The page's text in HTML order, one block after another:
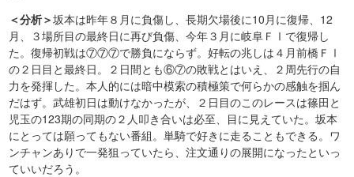
＜分析＞坂本は昨年８月に負傷し、長期欠場後に10月に復帰、12
月、３場所目の最終日に再び負傷、今年３月に岐阜ＦⅠで復帰し
た。復帰初戦は⑦⑦⑦で勝負にならず。好転の兆しは４月前橋ＦⅠ
の２日目と最終日。２日間とも⑥⑦の敗戦とはいえ、２周先行の自
力を発揮した。本人的には暗中模索の積極策で何らかの感触を掴ん
だはず。武雄初日は動けなかったが、２日目のこのレースは篠田と
児玉の123期の同期の２人叩き合いは必至、目に見えていた。坂本
にとっては願ってもない番組。単騎で好きに走ることもできる。ワ
ンチャンありで一発狙っていたら、注文通りの展開になったといっ
ていいだろう。